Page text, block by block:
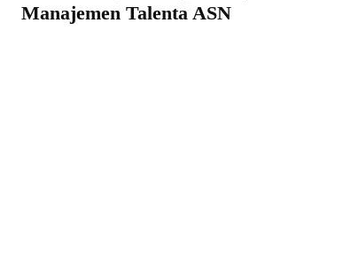
Manajemen Talenta ASN